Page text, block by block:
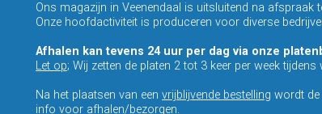
Ons magazijn in Veenendaal is uitsluitend na afspraak
Onze hoofdactiviteit is produceren voor diverse
Afhalen kan tevens 24 uur per dag via onze
Let op; Wij zetten de platen 2 tot 3 keer per week
Na het plaatsen van een vrijblijvende bestelling wordt
info voor afhalen/bezorgen.